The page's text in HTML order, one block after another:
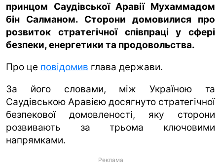
принцом Саудівської Аравії Мухаммадом
бін Салманом. Сторони домовилися про
розвиток стратегічної співпраці у сфері
безпеки, енергетики та продовольства.
Про це повідомив глава держави.
За його словами, між Україною та
Саудівською Аравією досягнуто стратегічної
безпекової домовленості, яку сторони
розвивають за трьома ключовими
напрямками.
Реклама